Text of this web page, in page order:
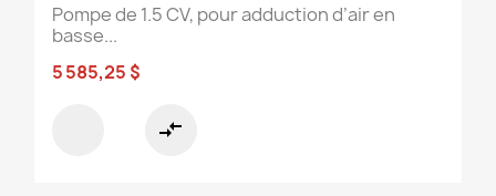
Pompe de 1.5 CV, pour adduction d’air en
basse...
5 585,25 $
compare_arrows